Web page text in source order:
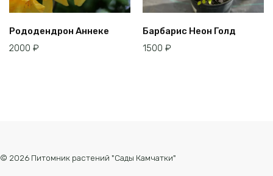
Рододендрон Аннеке
2000 ₽
Барбарис Неон Голд
1500 ₽
© 2026 Питомник растений "Сады Камчатки"